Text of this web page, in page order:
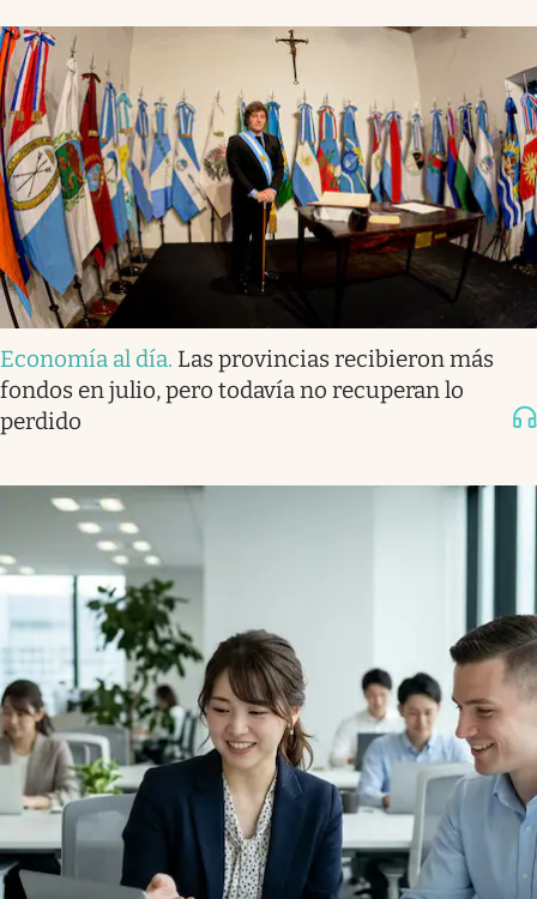
Economía al día. Las provincias recibieron más
fondos en julio, pero todavía no recuperan lo
perdido